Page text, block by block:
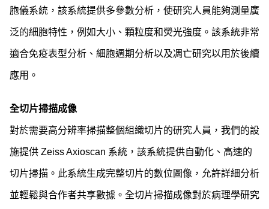
胞儀系統，該系統提供多參數分析，使研究人員能夠測量廣
泛的細胞特性，例如大小、顆粒度和熒光強度。該系統非常
適合免疫表型分析、細胞週期分析以及凋亡研究以用於後續
應用。
全切片掃描成像
對於需要高分辨率掃描整個組織切片的研究人員，我們的設
施提供 Zeiss Axioscan 系統，該系統提供自動化、高速的
切片掃描。此系統生成完整切片的數位圖像，允許詳細分析
並輕鬆與合作者共享數據。全切片掃描成像對於病理學研究